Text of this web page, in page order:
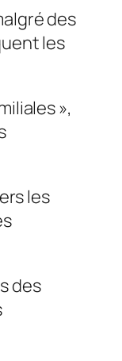
des
les
»,
les
des